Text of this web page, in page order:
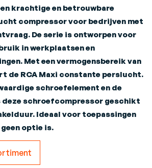
krachtige en betrouwbare
compressor voor bedrijven met
De serie is ontworpen voor
in werkplaatsen en
Met een vermogensbereik van
de RCA Maxi constante perslucht.
schroefelement en de
deze schroefcompressor geschikt
Ideaal voor toepassingen
optie is.